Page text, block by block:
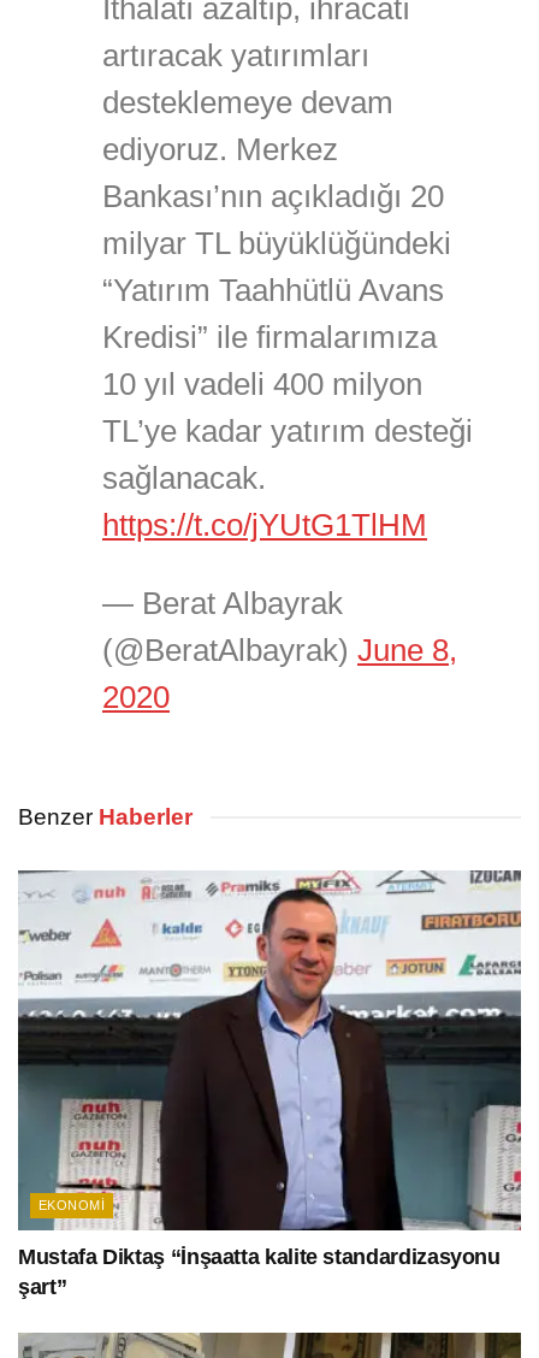
İthalatı azaltıp, ihracatı
artıracak yatırımları
desteklemeye devam
ediyoruz. Merkez
Bankası’nın açıkladığı 20
milyar TL büyüklüğündeki
“Yatırım Taahhütlü Avans
Kredisi” ile firmalarımıza
10 yıl vadeli 400 milyon
TL’ye kadar yatırım desteği
sağlanacak.
https://t.co/jYUtG1TlHM
— Berat Albayrak
(@BeratAlbayrak) June 8,
2020
Benzer Haberler
EKONOMI
Mustafa Diktaş “İnşaatta kalite standardizasyonu
şart”